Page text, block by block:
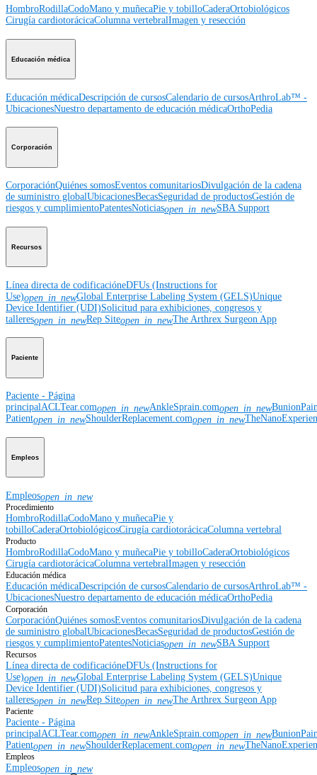
HombroRodillaCodoMano y muñecaPie y tobilloCaderaOrtobiológicos
Cirugía cardiotorácicaColumna vertebralImagen y resección
Educación médica
Educación médicaDescripción de cursosCalendario de cursosArthroLab™ -
UbicacionesNuestro departamento de educación médicaOrthoPedia
Corporación
CorporaciónQuiénes somosEventos comunitariosDivulgación de la cadena
de suministro globalUbicacionesBecasSeguridad de productosGestión de
riesgos y cumplimientoPatentesNoticiasopen_in_newSBA Support
Recursos
Línea directa de codificacióneDFUs (Instructions for
Use)open_in_newGlobal Enterprise Labeling System (GELS)Unique
Device Identifier (UDI)Solicitud para exhibiciones, congresos y
talleresopen_in_newRep Siteopen_in_newThe Arthrex Surgeon App
Paciente
Paciente - Página
principalACLTear.comopen_in_newAnkleSprain.comopen_in_new
Patientopen_in_newShoulderReplacement.comopen_in_new
Empleos
Empleosopen_in_new
Procedimiento
HombroRodillaCodoMano y muñecaPie y
tobilloCaderaOrtobiológicosCirugía cardiotorácicaColumna vertebral
Producto
HombroRodillaCodoMano y muñecaPie y tobilloCaderaOrtobiológicos
Cirugía cardiotorácicaColumna vertebralImagen y resección
Educación médica
Educación médicaDescripción de cursosCalendario de cursosArthroLab™ -
UbicacionesNuestro departamento de educación médicaOrthoPedia
Corporación
CorporaciónQuiénes somosEventos comunitariosDivulgación de la cadena
de suministro globalUbicacionesBecasSeguridad de productosGestión de
riesgos y cumplimientoPatentesNoticiasopen_in_newSBA Support
Recursos
Línea directa de codificacióneDFUs (Instructions for
Use)open_in_newGlobal Enterprise Labeling System (GELS)Unique
Device Identifier (UDI)Solicitud para exhibiciones, congresos y
talleresopen_in_newRep Siteopen_in_newThe Arthrex Surgeon App
Paciente
Paciente - Página
principal ACLTear.comopen_in_newAnkleSprain.comopen_in_new
Patientopen_in_newShoulderReplacement.comopen_in_new
Empleos
Empleosopen_in_new